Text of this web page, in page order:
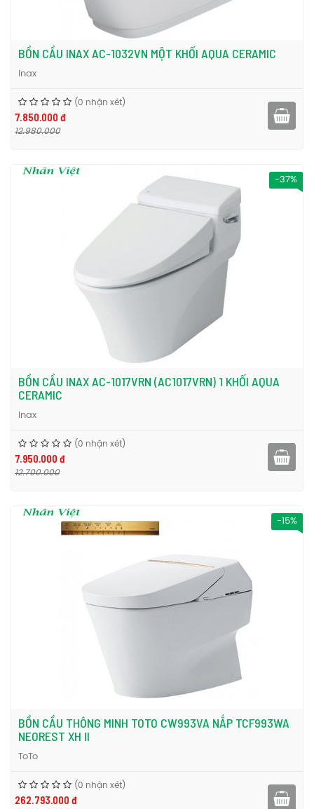
BỒN CẦU INAX AC-1032VN MỘT KHỐI AQUA CERAMIC
Inax
(0 nhận xét)
7.850.000 đ
12.980.000
-37%
BỒN CẦU INAX AC-1017VRN (AC1017VRN) 1 KHỐI AQUA
CERAMIC
Inax
(0 nhận xét)
7.950.000 đ
12.700.000
-15%
BỒN CẦU THÔNG MINH TOTO CW993VA NẮP TCF993WA
NEOREST XH II
ToTo
(0 nhận xét)
262.793.000 đ